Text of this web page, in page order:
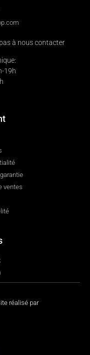
à nous contacter
19h
ventes
réalisé par